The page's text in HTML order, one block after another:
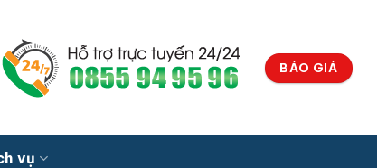
BÁO GIÁ
vụ